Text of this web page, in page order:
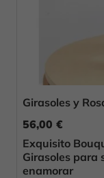
Girasoles y
56,00 €
Exquisito
Girasoles para
enamorar